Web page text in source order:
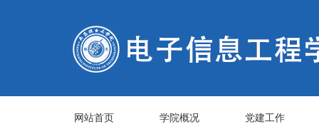
网站首页 学院概况 党建工作